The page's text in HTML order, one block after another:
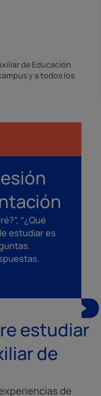
de Educación
y a todos los
“¿Qué
estudiar es
estudiar
de
de